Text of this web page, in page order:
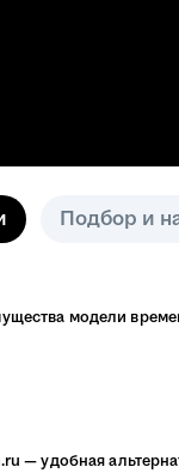
Подбор и
модели
— удобная